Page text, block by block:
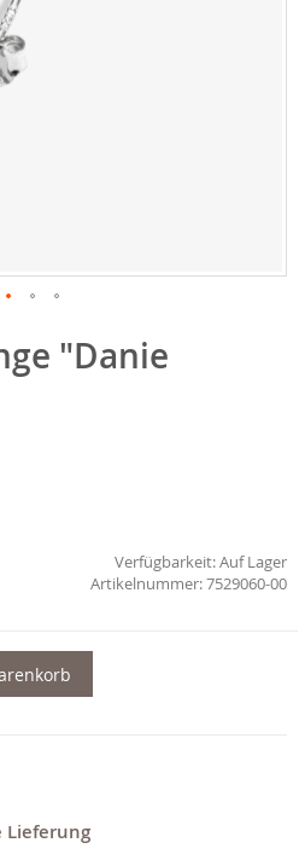
"Danie
Verfügbarkeit:Auf Lager
7529060-00
Lieferung